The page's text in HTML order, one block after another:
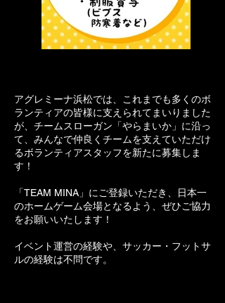
アグレミーナ浜松では、これまでも多くのボ
ランティアの皆様に支えられてまいりました
が、チームスローガン 「やらまいか」に沿っ
て、みんなで仲良くチームを支えていただけ
るボランティアスタッフを新たに募集しま
す！
「TEAM MINA」にご登録いただき、日本一
のホームゲーム会場となるよう、ぜひご協力
をお願いいたします！
​イベント運営の経験や、サッカー・フットサ
ルの経験は不問です。